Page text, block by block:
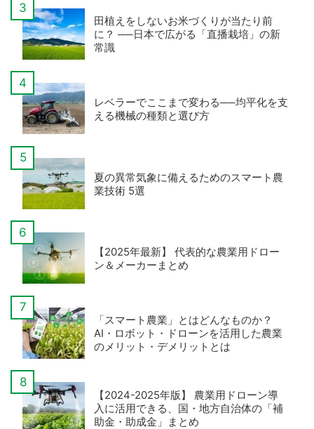
田植えをしないお米づくりが当たり前
に？ ──日本で広がる「直播栽培」の新
常識
レベラーでここまで変わる──均平化を支
える機械の種類と選び方
夏の異常気象に備えるためのスマート農
業技術 5選
【2025年最新】 代表的な農業用ドロー
ン＆メーカーまとめ
「スマート農業」とはどんなものか？
AI・ロボット・ドローンを活用した農業
のメリット・デメリットとは
【2024-2025年版】 農業用ドローン導
入に活用できる、国・地方自治体の「補
助金・助成金」まとめ